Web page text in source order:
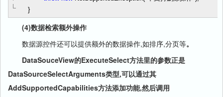
}
(4)数据检索额外操作
数据源控件还可以提供额外的数据操作,如排序,分页等。
DataSouceView的ExecuteSelect方法里的参数正是
DataSourceSelectArguments类型,可以通过其
AddSupportedCapabilities方法添加功能,然后调用